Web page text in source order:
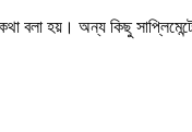
হয়। অন্য কিছু